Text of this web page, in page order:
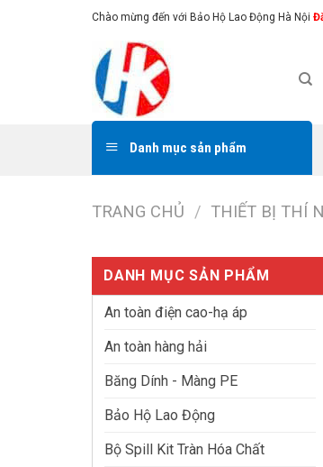
Chào mừng đến với Bảo Hộ Lao Động Hà Nội
Danh mục sản phẩm
TRANG CHỦ / THIẾT BỊ THÍ
DANH MỤC SẢN PHẨM
An toàn điện cao-hạ áp
An toàn hàng hải
Băng Dính - Màng PE
Bảo Hộ Lao Động
Bộ Spill Kit Tràn Hóa Chất